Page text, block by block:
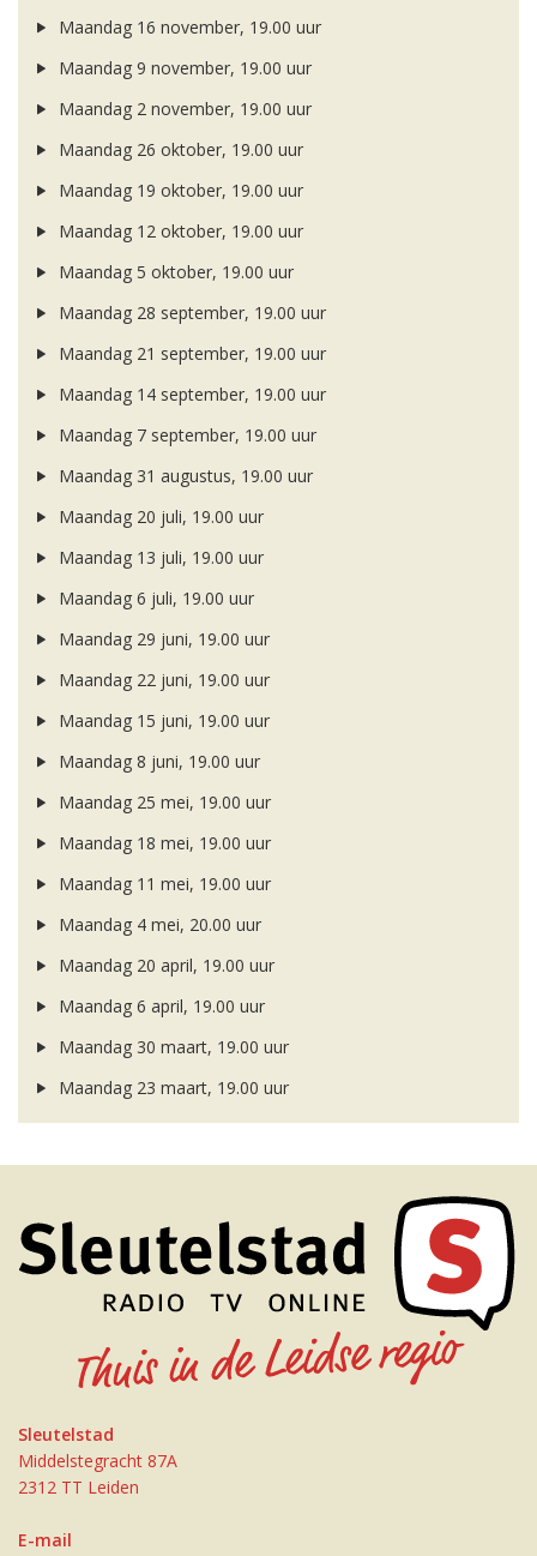
Maandag 16 november, 19.00 uur
Maandag 9 november, 19.00 uur
Maandag 2 november, 19.00 uur
Maandag 26 oktober, 19.00 uur
Maandag 19 oktober, 19.00 uur
Maandag 12 oktober, 19.00 uur
Maandag 5 oktober, 19.00 uur
Maandag 28 september, 19.00 uur
Maandag 21 september, 19.00 uur
Maandag 14 september, 19.00 uur
Maandag 7 september, 19.00 uur
Maandag 31 augustus, 19.00 uur
Maandag 20 juli, 19.00 uur
Maandag 13 juli, 19.00 uur
Maandag 6 juli, 19.00 uur
Maandag 29 juni, 19.00 uur
Maandag 22 juni, 19.00 uur
Maandag 15 juni, 19.00 uur
Maandag 8 juni, 19.00 uur
Maandag 25 mei, 19.00 uur
Maandag 18 mei, 19.00 uur
Maandag 11 mei, 19.00 uur
Maandag 4 mei, 20.00 uur
Maandag 20 april, 19.00 uur
Maandag 6 april, 19.00 uur
Maandag 30 maart, 19.00 uur
Maandag 23 maart, 19.00 uur
Sleutelstad
Middelstegracht 87A
2312 TT Leiden
E-mail